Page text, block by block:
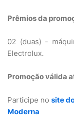
Prêmios da
02 (duas) -
Electrolux.
Promoção válida
Participe no site
Moderna